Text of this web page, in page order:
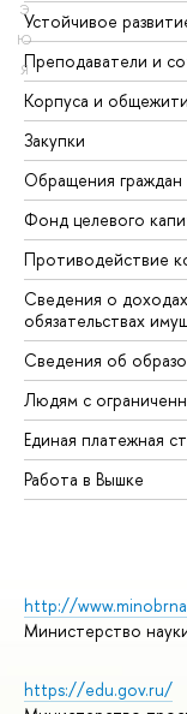
Э
Ю
Я
Устойчивое
Преподаватели и
Корпуса и
Закупки
Обращения
Фонд целевого
Противодействие
Сведения о
обязательствах
Сведения об
Людям с
Единая платежная
Работа в Вышке
http://
Министерство
https://edu.gov.ru/